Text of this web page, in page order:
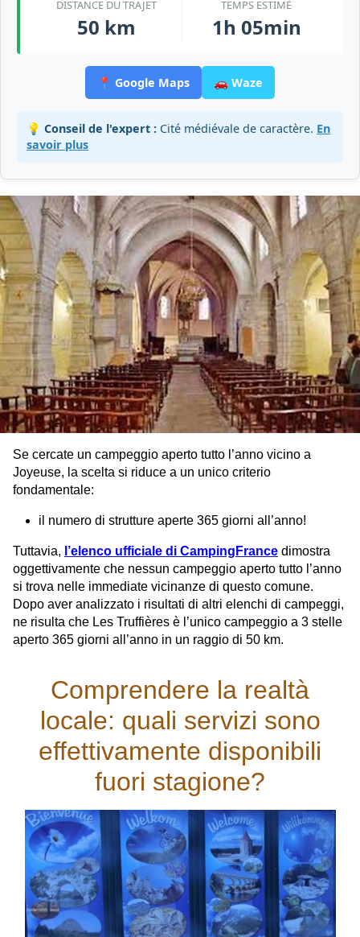
DISTANCE DU TRAJET
50 km
TEMPS ESTIMÉ
1h 05min
📍 Google Maps 🚗 Waze
💡 Conseil de l'expert : Cité médiévale de caractère. En
savoir plus
Se cercate un campeggio aperto tutto l’anno vicino a
Joyeuse, la scelta si riduce a un unico criterio
fondamentale:
il numero di strutture aperte 365 giorni all’anno!
Tuttavia, l’elenco ufficiale di CampingFrance dimostra
oggettivamente che nessun campeggio aperto tutto l’anno
si trova nelle immediate vicinanze di questo comune.
Dopo aver analizzato i risultati di altri elenchi di campeggi,
ne risulta che Les Truffières è l’unico campeggio a 3 stelle
aperto 365 giorni all’anno in un raggio di 50 km.
Comprendere la realtà
locale: quali servizi sono
effettivamente disponibili
fuori stagione?